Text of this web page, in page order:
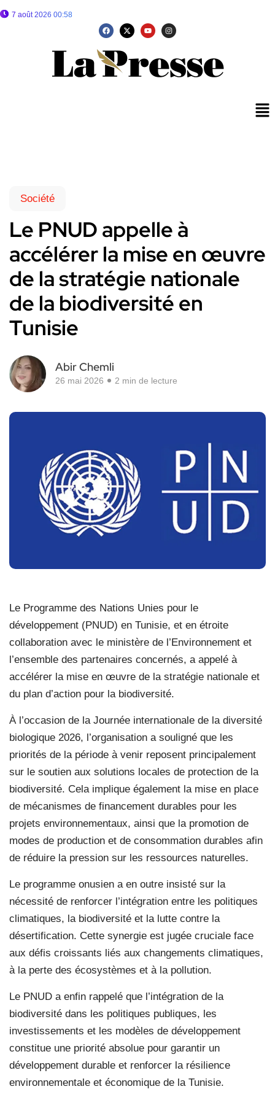
7 août 2026 00:58
Société
Le PNUD appelle à
accélérer la mise en œuvre
de la stratégie nationale
de la biodiversité en
Tunisie
Abir Chemli
26 mai 2026 2 min de lecture
Le Programme des Nations Unies pour le
développement (PNUD) en Tunisie, et en étroite
collaboration avec le ministère de l’Environnement et
l’ensemble des partenaires concernés, a appelé à
accélérer la mise en œuvre de la stratégie nationale et
du plan d’action pour la biodiversité.
À l’occasion de la Journée internationale de la diversité
biologique 2026, l’organisation a souligné que les
priorités de la période à venir reposent principalement
sur le soutien aux solutions locales de protection de la
biodiversité. Cela implique également la mise en place
de mécanismes de financement durables pour les
projets environnementaux, ainsi que la promotion de
modes de production et de consommation durables afin
de réduire la pression sur les ressources naturelles.
Le programme onusien a en outre insisté sur la
nécessité de renforcer l’intégration entre les politiques
climatiques, la biodiversité et la lutte contre la
désertification. Cette synergie est jugée cruciale face
aux défis croissants liés aux changements climatiques,
à la perte des écosystèmes et à la pollution.
Le PNUD a enfin rappelé que l’intégration de la
biodiversité dans les politiques publiques, les
investissements et les modèles de développement
constitue une priorité absolue pour garantir un
développement durable et renforcer la résilience
environnementale et économique de la Tunisie.